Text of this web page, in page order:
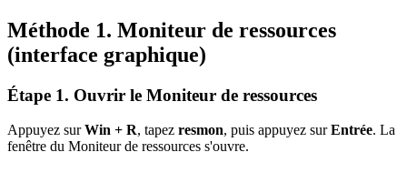
Méthode 1. Moniteur de ressources
(interface graphique)
Étape 1. Ouvrir le Moniteur de ressources
Appuyez surWin + R, tapez resmon, puis appuyez surEntrée. La
fenêtre du Moniteur de ressources s'ouvre.